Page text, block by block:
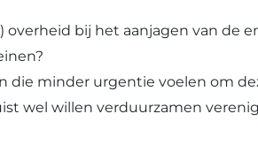
overheid bij het aanjagen van de
die minder urgentie voelen om
wel willen verduurzamen